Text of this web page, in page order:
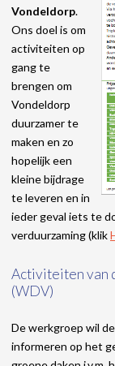
Vondeldorp.
Ons doel is om
activiteiten op
gang te
brengen om
Vondeldorp
duurzamer te
maken en zo
hopelijk een
kleine bijdrage
te leveren en in
ieder geval iets te
verduurzaming (klik
Activiteiten van
(WDV)
De werkgroep wil
informeren op het